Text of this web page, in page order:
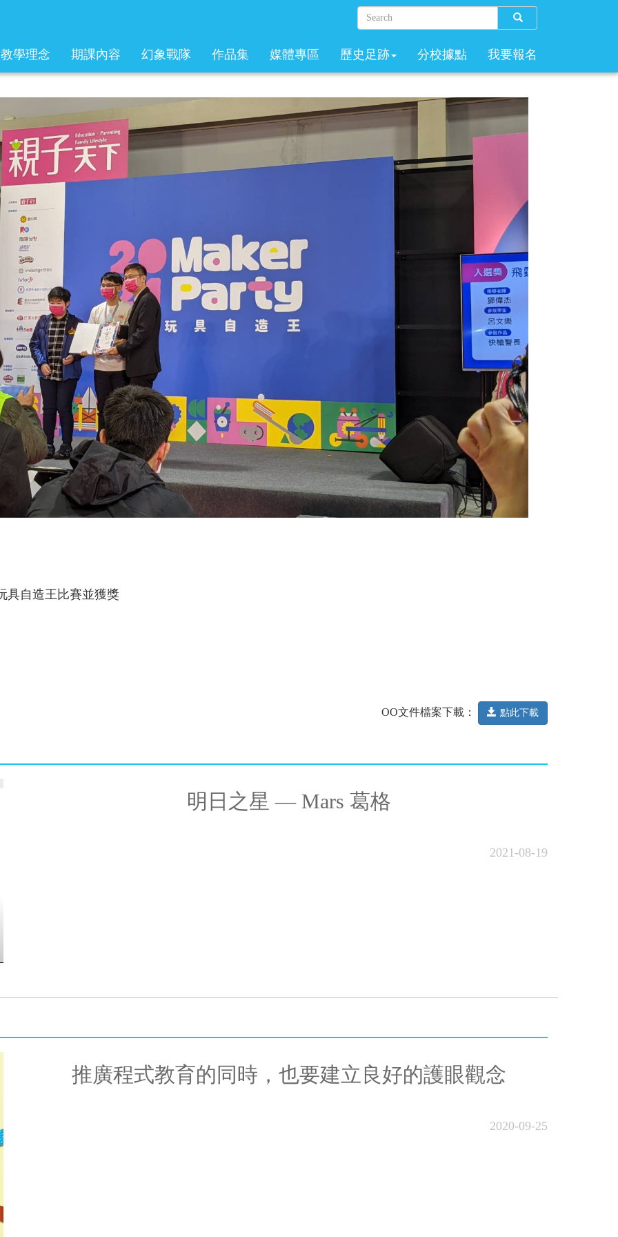
Search
教學理念 期課內容 幻象戰隊 作品集 媒體專區 歷史足跡 分校據點 我要報名
具自造王比賽並獲獎
OO文件檔案下載： 點此下載
明日之星 — Mars 葛格
2021-08-19
推廣程式教育的同時，也要建立良好的護眼觀念
2020-09-25